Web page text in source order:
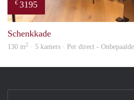
€ 3195
Schenkkade
130 m2 · 5 kamers · Per direct -